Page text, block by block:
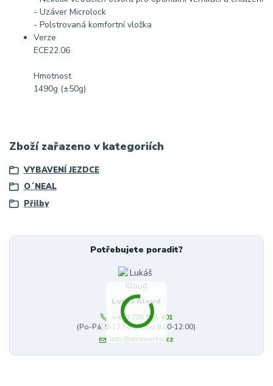
- Uzáver Microlock
- Polstrovaná komfortní vložka
Verze
ECE22.06
Hmotnost
1490g (±50g)
Zboží zařazeno v kategoriích
VYBAVENÍ JEZDCE
O´NEAL
Přilby
Potřebujete poradit?
Lukáš Kloud
+420 725 545 401
(Po-Pá, 9-17 hod. - So 8:00-12:00)
info@dcxmoto.cz